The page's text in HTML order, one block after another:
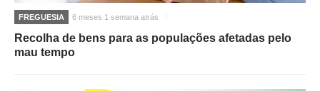
FREGUESIA 6 meses 1 semana atrás
Recolha de bens para as populações afetadas pelo
mau tempo